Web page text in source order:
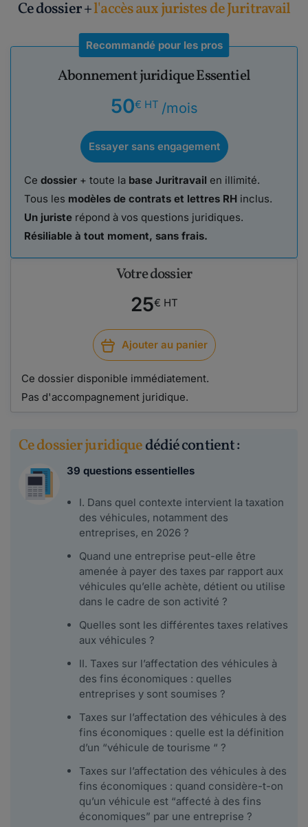
Ce dossier +l'accès aux juristes de Juritravail
Votre dossier
25€ HT
Ajouter au panier
Ce dossier disponible immédiatement.
Pas d'accompagnement juridique.
Recommandé pour les pros
Abonnement juridique Essentiel
50€ HT /mois
Essayer sans engagement
Ce dossier + toute la base Juritravail en illimité.
Tous les modèles de contrats et lettres RH inclus.
Un juriste répond à vos questions juridiques.
Résiliable à tout moment, sans frais.
Ce dossier juridiquedédié contient :
39 questions essentielles
I. Dans quel contexte intervient la taxation
des véhicules, notamment des
entreprises, en 2026 ?
Quand une entreprise peut-elle être
amenée à payer des taxes par rapport aux
véhicules qu’elle achète, détient ou utilise
dans le cadre de son activité ?
Quelles sont les différentes taxes relatives
aux véhicules ?
II. Taxes sur l’affectation des véhicules à
des fins économiques : quelles
entreprises y sont soumises ?
Taxes sur l’affectation des véhicules à des
fins économiques : quelle est la définition
d’un “véhicule de tourisme “ ?
Taxes sur l’affectation des véhicules à des
fins économiques : quand considère-t-on
qu’un véhicule est “affecté à des fins
économiques” par une entreprise ?